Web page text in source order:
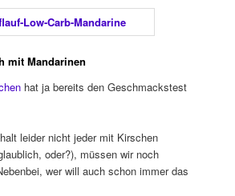
mit Mandarinen
hat ja bereits den Geschmackstest
leider nicht jeder mit Kirschen
oder?), müssen wir noch
wer will auch schon immer das